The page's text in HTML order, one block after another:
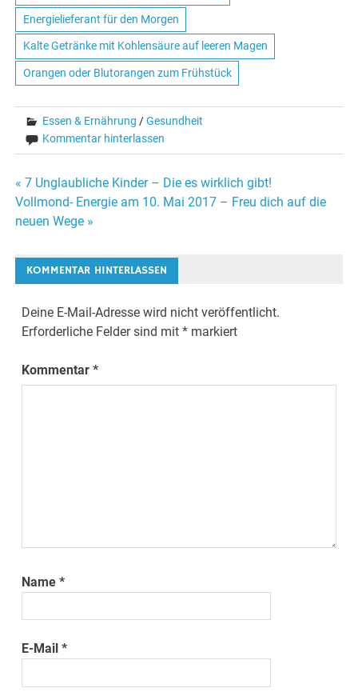
Energielieferant für den Morgen
Kalte Getränke mit Kohlensäure auf leeren Magen
Orangen oder Blutorangen zum Frühstück
Essen & Ernährung /Gesundheit
Kommentar hinterlassen
Beitrags-
Navigation
« 7 Unglaubliche Kinder – Die es wirklich gibt!
Vollmond- Energie am 10. Mai 2017 – Freu dich auf die
neuen Wege »
KOMMENTAR HINTERLASSEN
Deine E-Mail-Adresse wird nicht veröffentlicht.
Erforderliche Felder sind mit* markiert
Kommentar*
Name*
E-Mail*